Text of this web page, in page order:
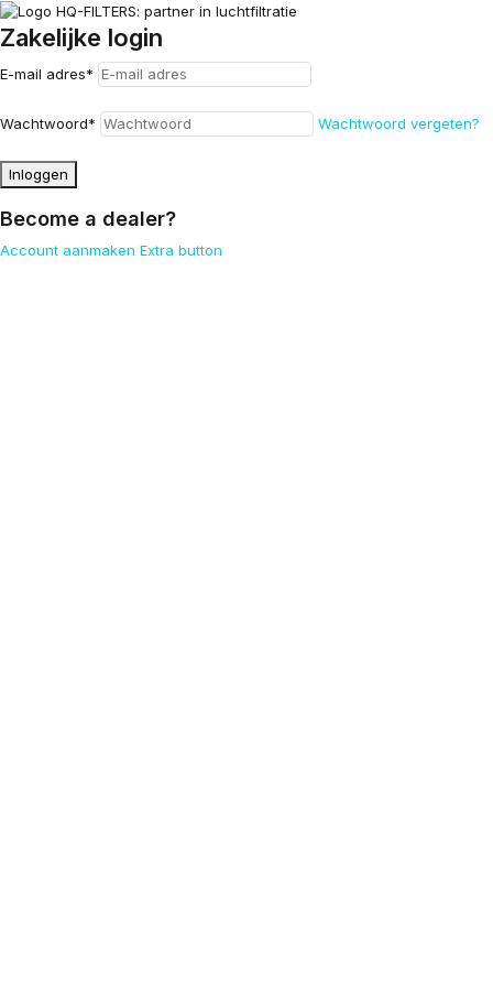
Zakelijke login
E-mail adres*
Wachtwoord* Wachtwoord vergeten?
Inloggen
Become a dealer?
Account aanmaken Extra button